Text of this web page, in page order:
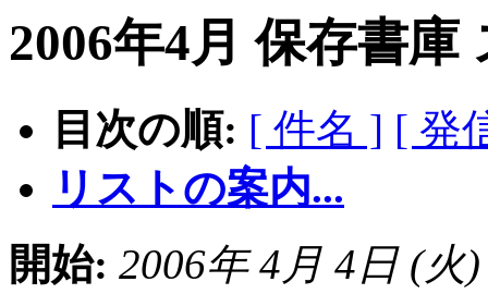
2006年4月 保存書庫
目次の順: [ 件名 ] [ 発
リストの案内...
開始: 2006年 4月 4日 (火